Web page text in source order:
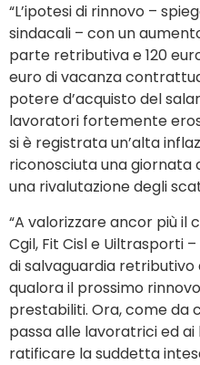
“L’ipotesi di rinnovo –
sindacali – con un
parte retributiva e 120
euro di vacanza
potere d’acquisto del
lavoratori fortemente
si è registrata un’alta
riconosciuta una giornata
una rivalutazione degli
“A valorizzare ancor più il
Cgil, Fit Cisl e Uiltrasporti
di salvaguardia retributivo
qualora il prossimo
prestabiliti. Ora, come da
passa alle lavoratrici ed
ratificare la suddetta